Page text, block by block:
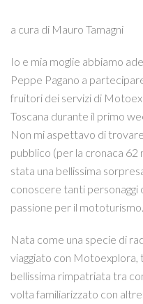
a cura di Mauro Tamagni
Io e mia moglie abbiamo
Peppe Pagano a
fruitori dei servizi di
Toscana durante il primo
Non mi aspettavo di
pubblico (per la cronaca
stata una bellissima
conoscere tanti personaggi
passione per il mototurismo.
Nata come una specie di
viaggiato con Motoexplora,
bellissima rimpatriata tra
volta familiarizzato con